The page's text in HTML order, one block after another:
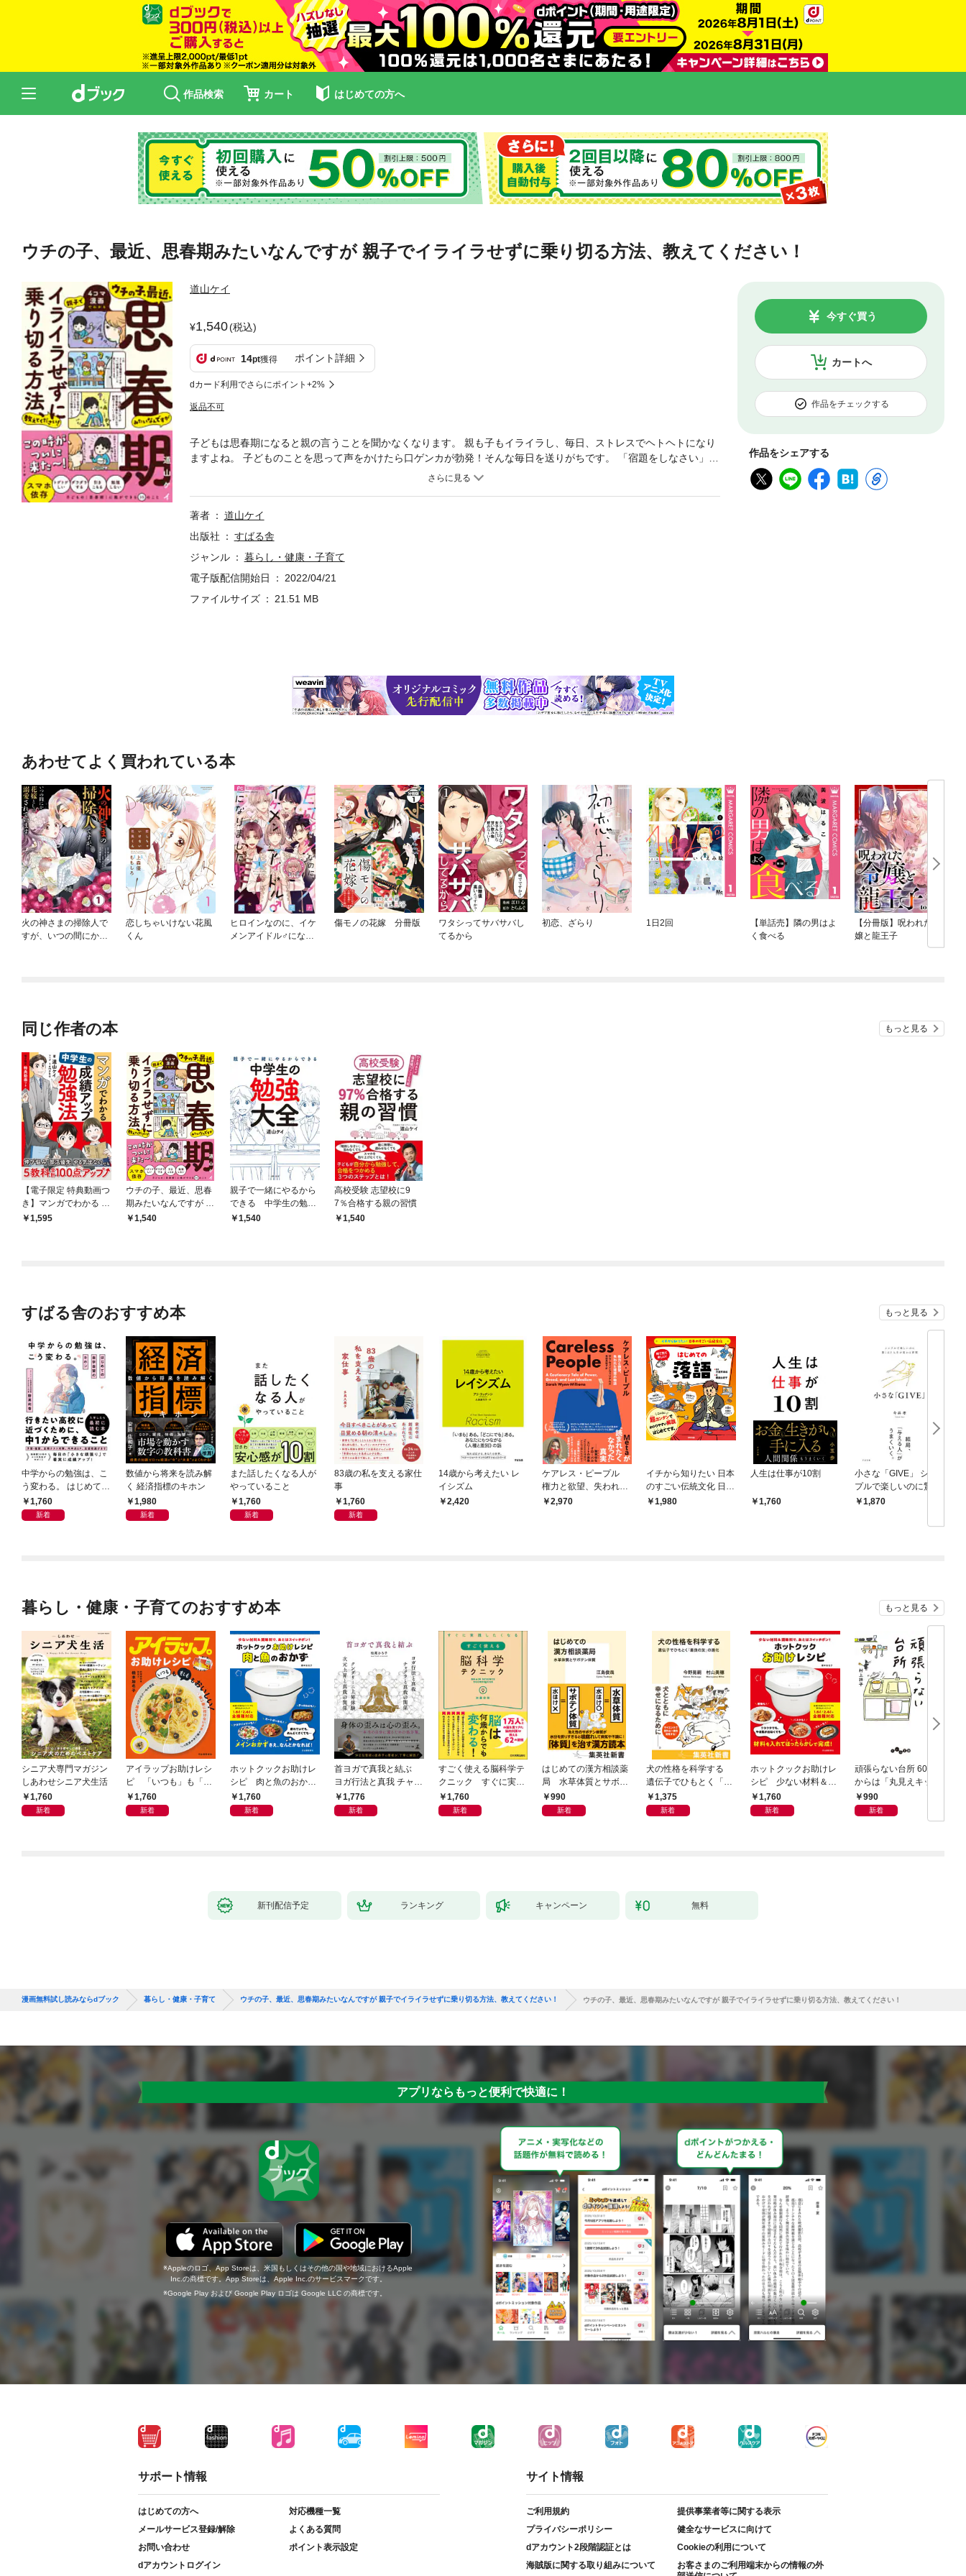
作品検索 カート はじめての方へ
ウチの子、最近、思春期みたいなんですが 親子でイライラせずに乗り切る方法、教えてください！
道山ケイ
1,540(税込)
14pt獲得 ポイント詳細
dカード利用でさらにポイント+2%
返品不可
カートへ
今すぐ買う
作品をチェックする
作品をシェアする
子どもは思春期になると親の言うことを聞かなくなります。 親も子もイライラし、毎日、ストレスでヘトヘトになり
ますよね。 子どものことを思って声をかけたら口ゲンカが勃発！そんな毎日を送りがちです。 「宿題をしなさい」
「ゲームをやめなさい」「部屋を片づけなさい」 ついイラッとして、こう言いたくなるかもしれません。でも、こう
子でイライラせずに過ごせるのか？ そうした親御さんの悩みに応えるのが本書です。 大丈夫です！思春期の子に適し
た接し方や声かけのコツはちゃんとあります。 本書では、1万組の親子関係を改善した方法をわかりやすくご紹介し
著者
道山ケイ
出版社
すばる舎
ジャンル
暮らし・健康・子育て
電子版配信開始日
2022/04/21
ファイルサイズ
21.51 MB
あわせてよく買われている本
火の神さまの掃除人で
すが、いつの間にか花
恋しちゃいけない花風
くん
ヒロインなのに、イケ
メンアイドル♂になり
傷モノの花嫁 分冊版
ワタシってサバサバし
てるから
初恋、ざらり 1日2回
【単話売】隣の男はよ
く食べる
【分冊版】呪われた令
嬢と龍王子
同じ作者の本 もっと見る
【電子限定 特典動画つ
き】マンガでわかる 中
学生の成績アップ勉強
1,595
ウチの子、最近、思春
期みたいなんですが 親
子でイライラせずに乗
1,540
親子で一緒にやるから
できる 中学生の勉強
大全1,540
高校受験 志望校に9
7％合格する親の習慣
1,540
すばる舎のおすすめ本 もっと見る
中学からの勉強は、こ
う変わる。 はじめての
自学自習のキホン
1,760
新着
数値から将来を読み解
く 経済指標のキホン
1,980
新着
また話したくなる人が
やっていること
1,760
新着
83歳の私を支える家仕
事
1,760
新着
14歳から考えたい レ
イシズム
2,420
ケアレス・ピープル
権力と欲望、失われた
理想の物語 Meta
2,970
イチから知りたい 日本
のすごい伝統文化 日本
の伝統芸能入門 落語
1,980
人生は仕事が10割
1,760
小さな「GIVE」 シン
プルで楽しいのに驚く
ほど人生が変わる習慣
1,870
暮らし・健康・子育てのおすすめ本 もっと見る
シニア犬専門マガジン
しあわせシニア犬生活
1,760
新着
アイラップお助けレシ
ピ 「いつも」も「も
しも」もおいしい！
1,760
新着
ホットクックお助けレ
シピ 肉と魚のおか
ず 少ない材料＆調味
料で、あとはスイッチ
1,760
新着
首ヨガで真我と結ぶ
ヨガ行法と真我 チャク
ラと真我の関係 クンダ
リーニ上昇体験 次元上
1,776
新着
すごく使える脳科学テ
クニック すぐに実践
したくなる
1,760
新着
はじめての漢方相談薬
局 水草体質とサボテ
ン体質
990
新着
犬の性格を科学する
遺伝子でひもとく「最
良の友」の進化
1,375
新着
ホットクックお助けレ
シピ 少ない材料＆調
味料で、あとはスイッ
チポン！
1,760
新着
頑張らない台所 60歳
からは「丸見えキッチ
ン」でラクしておいし
い
990
新着
新刊配信予定 ランキング キャンペーン 無料
漫画無料試し読みならdブック 暮らし・健康・子育て ウチの子、最近、思春期みたいなんですが 親子でイライラせずに乗り切る方法、教えてください！ ウチの子、最近、思春期みたいなんですが 親子でイライラせずに乗り切る方法、教えてください！
アプリならもっと便利で快適に！
Appleのロゴ、App Storeは、米国もしくはその他の国や地域におけるApple
Inc.の商標です。App Storeは、Apple Inc.のサービスマークです。
Google Play および Google Play ロゴは Google LLC の商標です。
サポート情報
はじめての方へ
対応機種一覧
メールサービス登録/解除
よくある質問
お問い合わせ
ポイント表示設定
dアカウントログイン
サイト情報
ご利用規約
提供事業者等に関する表示
プライバシーポリシー
健全なサービスに向けて
dアカウント2段階認証とは
Cookieの利用について
海賊版に関する取り組みについて
お客さまのご利用端末からの情報の外